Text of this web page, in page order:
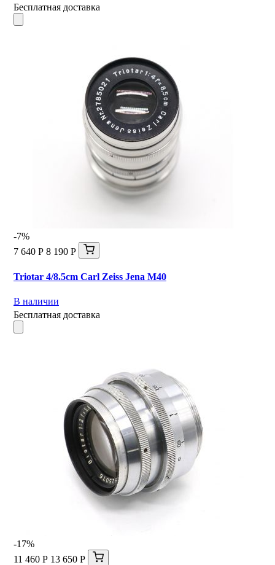
Бесплатная доставка
-7%
7 640 Р 8 190 Р
Triotar 4/8.5cm Carl Zeiss Jena M40
В наличии
Бесплатная доставка
-17%
11 460 Р 13 650 Р